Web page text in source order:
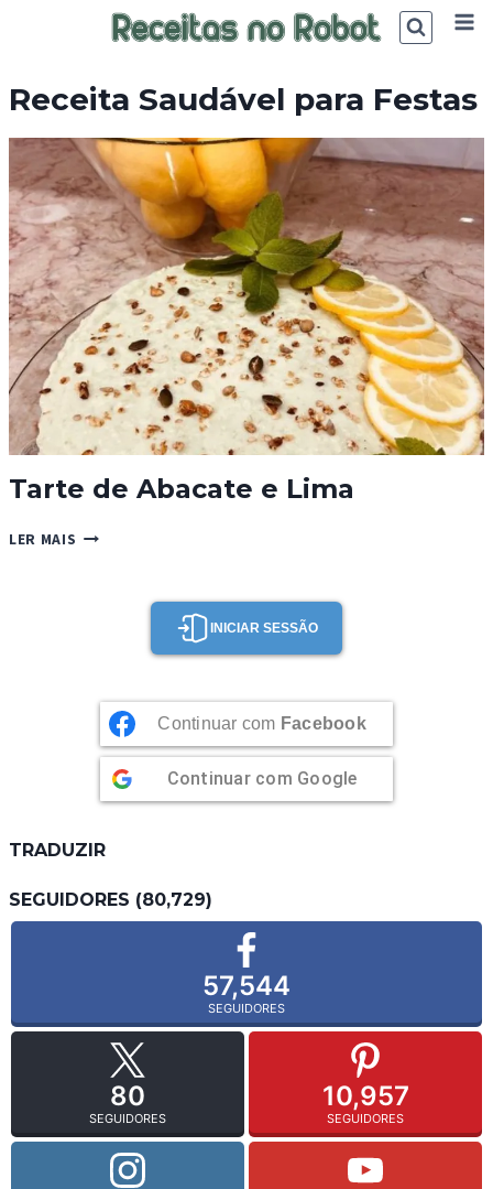
Receita Saudável para Festas
Tarte de Abacate e Lima
LER MAIS TARTE
INICIAR SESSÃO
Continuar com Facebook
Continuar com Google
TRADUZIR
SEGUIDORES (80,729)
57,544
SEGUIDORES
80
SEGUIDORES
10,957
SEGUIDORES